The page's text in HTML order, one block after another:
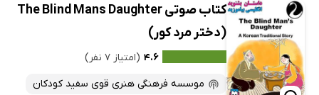
کتاب صوتی The Blind Mans Daughter
(دختر مرد کور)
۴.۶ (امتیاز ۷ نفر)
موسسه فرهنگی هنری قوی سفید کودکان